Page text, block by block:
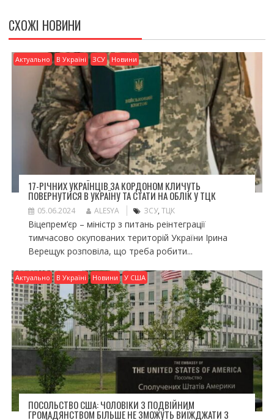
СХОЖІ НОВИНИ
Актуально В Україні ЗСУ Новини
17-РІЧНИХ УКРАЇНЦІВ ЗА КОРДОНОМ КЛИЧУТЬ
ПОВЕРНУТИСЯ В УКРАЇНУ ТА СТАТИ НА ОБЛІК У ТЦК
05.06.2024 ALESYA ЗСУ, ТЦК
Віцепрем’єр – міністр з питань реінтеграції
тимчасово окупованих територій України Ірина
Верещук розповіла, що треба робити...
Актуально В Україні Новини У США
ПОСОЛЬСТВО США: ЧОЛОВІКИ З ПОДВІЙНИМ
ГРОМАДЯНСТВОМ БІЛЬШЕ НЕ ЗМОЖУТЬ ВИЇЖДЖАТИ З